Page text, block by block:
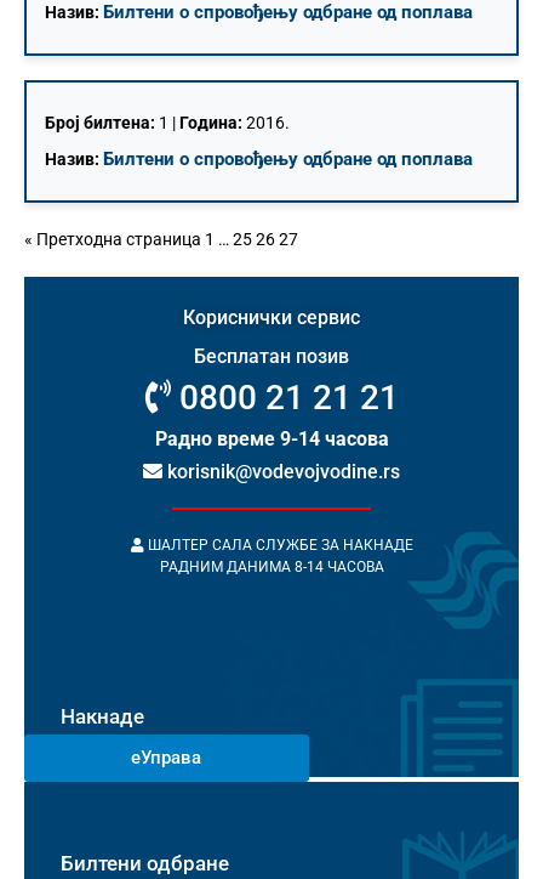
Назив: Билтени о спровођењу одбране од поплава
Број билтена: 1 |Година: 2016.
Назив: Билтени о спровођењу одбране од поплава
« Претходна страница 1 … 252627
Кориснички сервис
Бесплатан позив
0800 21 21 21
Радно време 9-14 часова
korisnik@vodevojvodine.rs
ШАЛТЕР САЛА СЛУЖБЕ ЗА НАКНАДЕ
РАДНИМ ДАНИМА 8-14 ЧАСОВА
Накнаде
еУправа
Билтени одбране